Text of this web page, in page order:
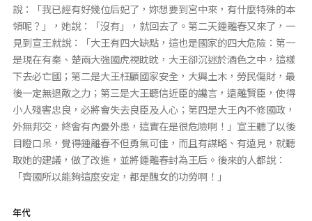
說：「我已經有好幾位后妃了，妳想要到宮中來，有什麼特殊的本
領呢？」，她說：「沒有」，就回去了。第二天鍾離春又來了，一
見到宣王就說：「大王有四大缺點，這也是國家的四大危險：第一
是現在有秦、楚兩大強國虎視眈眈，大王卻沉迷於酒色之中，這樣
下去必亡國；第二是大王枉顧國家安全，大興土木，勞民傷財，最
後一定無退敵之力；第三是大王聽信近臣的讒言，遠離賢臣，使得
小人殘害忠良，必將會失去良臣及人心；第四是大王內不修國政，
外無邦交，終會有內憂外患，這實在是很危險啊！」宣王聽了以後
目瞪口呆，覺得鍾離春不但勇氣可佳，而且有謀略、有遠見，就聽
取她的建議，做了改進，並將鍾離春封為王后。後來的人都說：
「齊國所以能夠這麼安定，都是醜女的功勞啊！」
年代